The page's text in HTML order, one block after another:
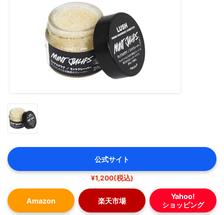
公式サイト
¥1,200(税込)
Amazon 楽天市場
Yahoo!
ショッピング